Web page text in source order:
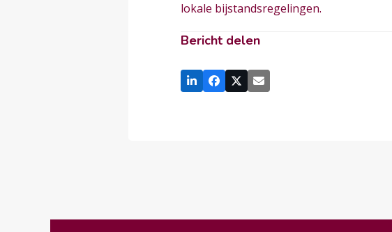
lokale bijstandsregelingen.
Bericht delen